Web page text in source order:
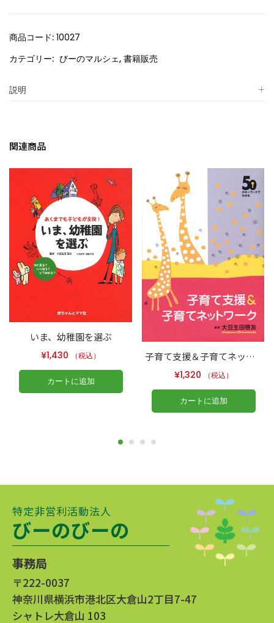
商品コード: 10027
カテゴリー: びーのマルシェ, 書籍販売
説明
関連商品
いま、幼稚園を選ぶ
¥1,430 （税込）
カートに追加
子育て支援＆子育てネットワーク
¥1,320 （税込）
カートに追加
特定非営利活動法人
びーのびーの
事務局
〒222-0037
神奈川県横浜市港北区大倉山2丁目7-47
シャトレ大倉山 103